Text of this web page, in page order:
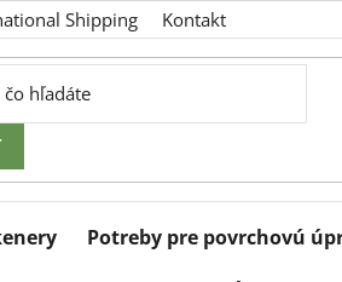
Shipping Kontakt
Potreby pre povrchovú